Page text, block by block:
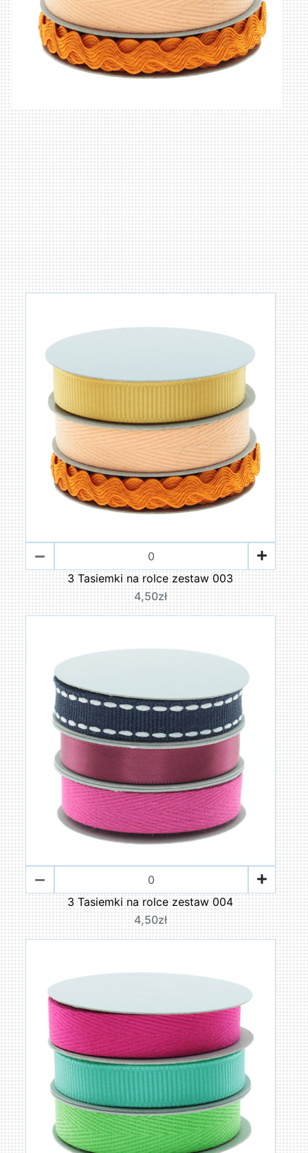
3 Tasiemki na rolce zestaw 003
4,50zł
3 Tasiemki na rolce zestaw 004
4,50zł